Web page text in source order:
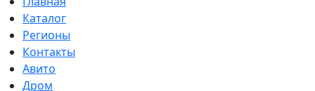
Каталог
Регионы
Контакты
Авито
Дром